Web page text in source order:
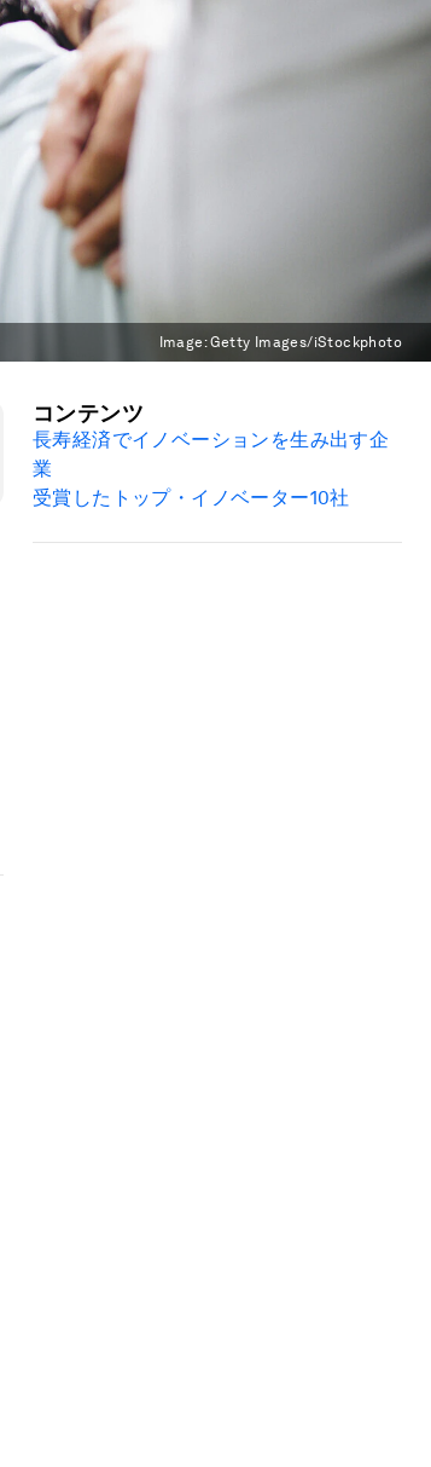
Image:Getty Images/iStockphoto
コンテンツ
長寿経済でイノベーションを生み出す企
業
受賞したトップ・イノベーター10社